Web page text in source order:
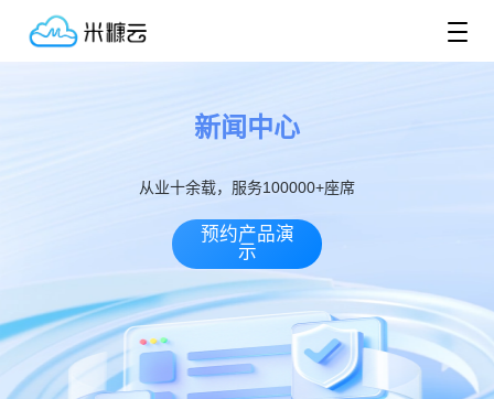
新闻中心
从业十余载，服务100000+座席
预约产品演
示